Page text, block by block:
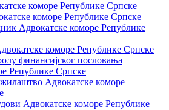
коморе Републике Српске
коморе Републике Српске
Адвокатске коморе Републике
коморе Републике Српске
финансијског пословања
Републике Српске
Адвокатске коморе
Адвокатске коморе Републике